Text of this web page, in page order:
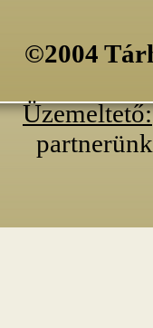
©2004
Üzemeltető: